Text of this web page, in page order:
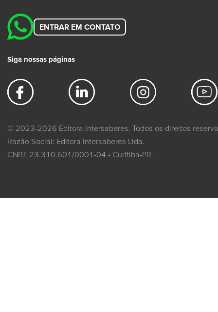
ENTRAR EM CONTATO
Siga nossas páginas
© 2023-2026 Editora Intersaberes. Todos os direitos
Razão Social: Editora Intersaberes Ltda.
CNPJ: 23.310.601/0001-04 - Curitiba-PR.